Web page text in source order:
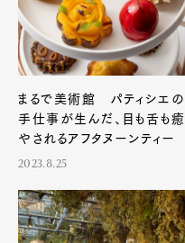
まるで美術館 パティシエの
⼿仕事が生んだ、目も舌も癒
やされるアフタヌーンティー
2023.8.25